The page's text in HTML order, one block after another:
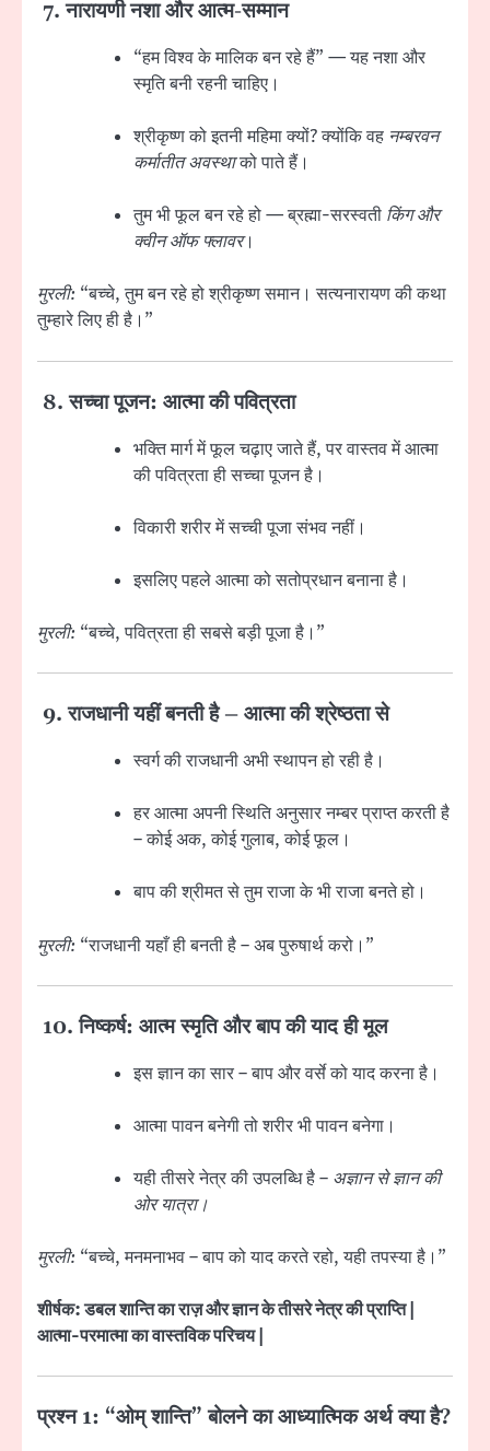
7.नारायणी नशा और आत्म-सम्मान
“हम विश्व के मालिक बन रहे हैं” — यह नशा और
स्मृति बनी रहनी चाहिए।
श्रीकृष्ण को इतनी महिमा क्यों? क्योंकि वह नम्बरवन
कर्मातीत अवस्थाको पाते हैं।
तुम भी फूल बन रहे हो — ब्रह्मा-सरस्वती किंग और
क्वीन ऑफ फ्लावर।
मुरली: “बच्चे, तुम बन रहे हो श्रीकृष्ण समान। सत्यनारायण की कथा
तुम्हारे लिए ही है।”
8.सच्चा पूजन: आत्मा की पवित्रता
भक्ति मार्ग में फूल चढ़ाए जाते हैं, पर वास्तव में आत्मा
की पवित्रता ही सच्चा पूजन है।
विकारी शरीर में सच्ची पूजा संभव नहीं।
इसलिए पहले आत्मा को सतोप्रधान बनाना है।
मुरली: “बच्चे, पवित्रता ही सबसे बड़ी पूजा है।”
9.राजधानी यहीं बनती है – आत्मा की श्रेष्ठता से
स्वर्ग की राजधानी अभी स्थापन हो रही है।
हर आत्मा अपनी स्थिति अनुसार नम्बर प्राप्त करती है
– कोई अक, कोई गुलाब, कोई फूल।
बाप की श्रीमत से तुम राजा के भी राजा बनते हो।
मुरली: “राजधानी यहाँ ही बनती है – अब पुरुषार्थ करो।”
10.निष्कर्ष: आत्म स्मृति और बाप की याद ही मूल
इस ज्ञान का सार – बाप और वर्से को याद करना है।
आत्मा पावन बनेगी तो शरीर भी पावन बनेगा।
यही तीसरे नेत्र की उपलब्धि है – अज्ञान से ज्ञान की
ओर यात्रा।
मुरली: “बच्चे, मनमनाभव – बाप को याद करते रहो, यही तपस्या है।”
शीर्षक: डबल शान्ति का राज़ और ज्ञान के तीसरे नेत्र की प्राप्ति |
आत्मा-परमात्मा का वास्तविक परिचय |
प्रश्न 1: “ओम् शान्ति” बोलने का आध्यात्मिक अर्थ क्या है?